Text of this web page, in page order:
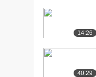
[16] 2.3极限的运
[17] 2.4极限存在
个重要极限（...
14:26
40:29